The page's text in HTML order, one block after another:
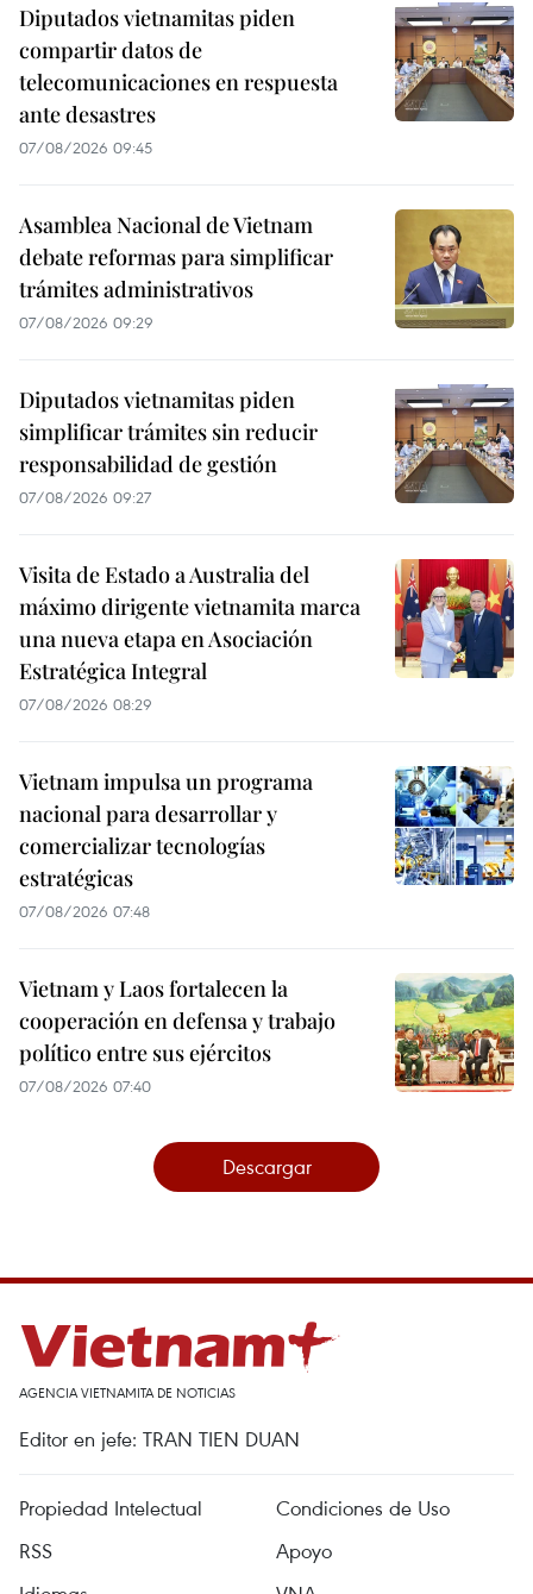
Diputados vietnamitas piden
compartir datos de
telecomunicaciones en respuesta
ante desastres
07/08/2026 09:45
Asamblea Nacional de Vietnam
debate reformas para simplificar
trámites administrativos
07/08/2026 09:29
Diputados vietnamitas piden
simplificar trámites sin reducir
responsabilidad de gestión
07/08/2026 09:27
Visita de Estado a Australia del
máximo dirigente vietnamita marca
una nueva etapa en Asociación
Estratégica Integral
07/08/2026 08:29
Vietnam impulsa un programa
nacional para desarrollar y
comercializar tecnologías
estratégicas
07/08/2026 07:48
Vietnam y Laos fortalecen la
cooperación en defensa y trabajo
político entre sus ejércitos
07/08/2026 07:40
Descargar
AGENCIA VIETNAMITA DE NOTICIAS
Editor en jefe: TRAN TIEN DUAN
Propiedad Intelectual
Condiciones de Uso
RSS
Apoyo